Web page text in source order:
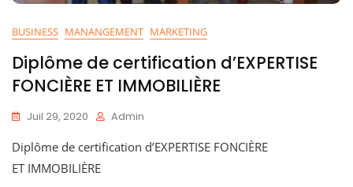
BUSINESS MANANGEMENT MARKETING
Diplôme de certification d’EXPERTISE
FONCIÈRE ET IMMOBILIÈRE
Juil 29, 2020 Admin
Diplôme de certification d’EXPERTISE FONCIÈRE
ET IMMOBILIÈRE